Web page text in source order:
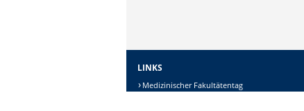
LINKS
Medizinischer Fakultätentag